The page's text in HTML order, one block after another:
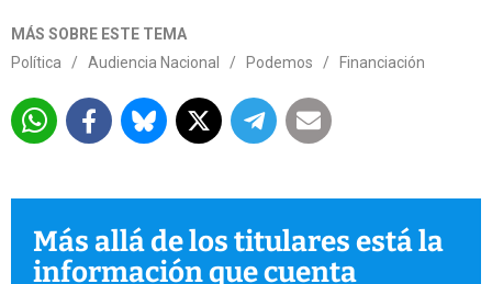
MÁS SOBRE ESTE TEMA
Política
/ Audiencia Nacional / Podemos / Financiación
Más allá de los titulares está la
información que cuenta